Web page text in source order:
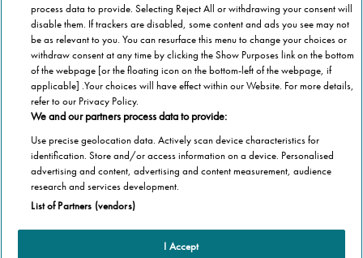
»
Categorie
process data to provide. Selecting Reject All or withdrawing your consent will
disable them. If trackers are disabled, some content and ads you see may not
be as relevant to you. You can resurface this menu to change your choices or
withdraw consent at any time by clicking the Show Purposes link on the bottom
of the webpage [or the floating icon on the bottom-left of the webpage, if
applicable] .Your choices will have effect within our Website. For more details,
refer to our Privacy Policy.
We and our partners process data to provide:
Use precise geolocation data. Actively scan device characteristics for
identification. Store and/or access information on a device. Personalised
advertising and content, advertising and content measurement, audience
research and services development.
List of Partners (vendors)
I Accept